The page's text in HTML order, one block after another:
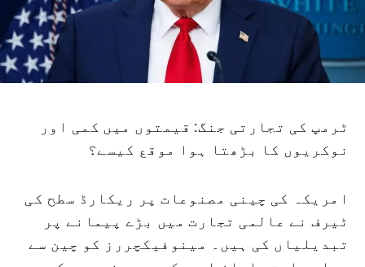
ٹرمپ کی تجارتی جنگ: قیمتوں میں کمی اور
نوکریوں کا بڑھتا ہوا موقع کیسے؟
امریکہ کی چینی مصنوعات پر ریکارڈ سطح کی
ٹیرف نے عالمی تجارت میں بڑے پیمانے پر
تبدیلیاں کی ہیں۔ مینوفیکچررز کو چین سے